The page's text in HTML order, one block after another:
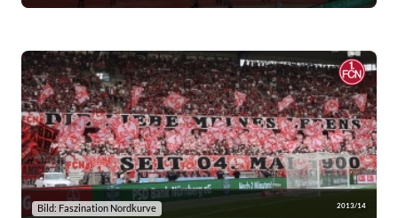
Bild: Faszination Nordkurve 2013/14